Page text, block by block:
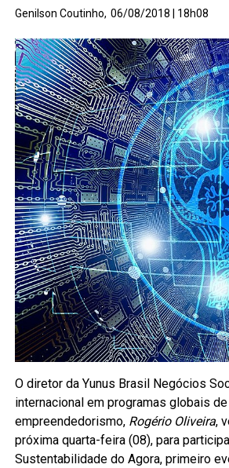
Genilson Coutinho, 06/08/2018 | 18h08
O diretor da Yunus Brasil Negócios
internacional em programas globais de
empreendedorismo, Rogério Oliveira,
próxima quarta-feira (08), para
Sustentabilidade do Agora, primeiro